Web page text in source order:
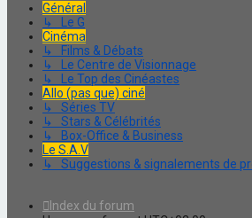
Général
↳ Le G
Cinéma
↳ Films & Débats
↳ Le Centre de Visionnage
↳ Le Top des Cinéastes
Allo (pas que) ciné
↳ Séries TV
↳ Stars & Célébrités
↳ Box-Office & Business
Le S.A.V
↳ Suggestions & signalements de
Index du forum